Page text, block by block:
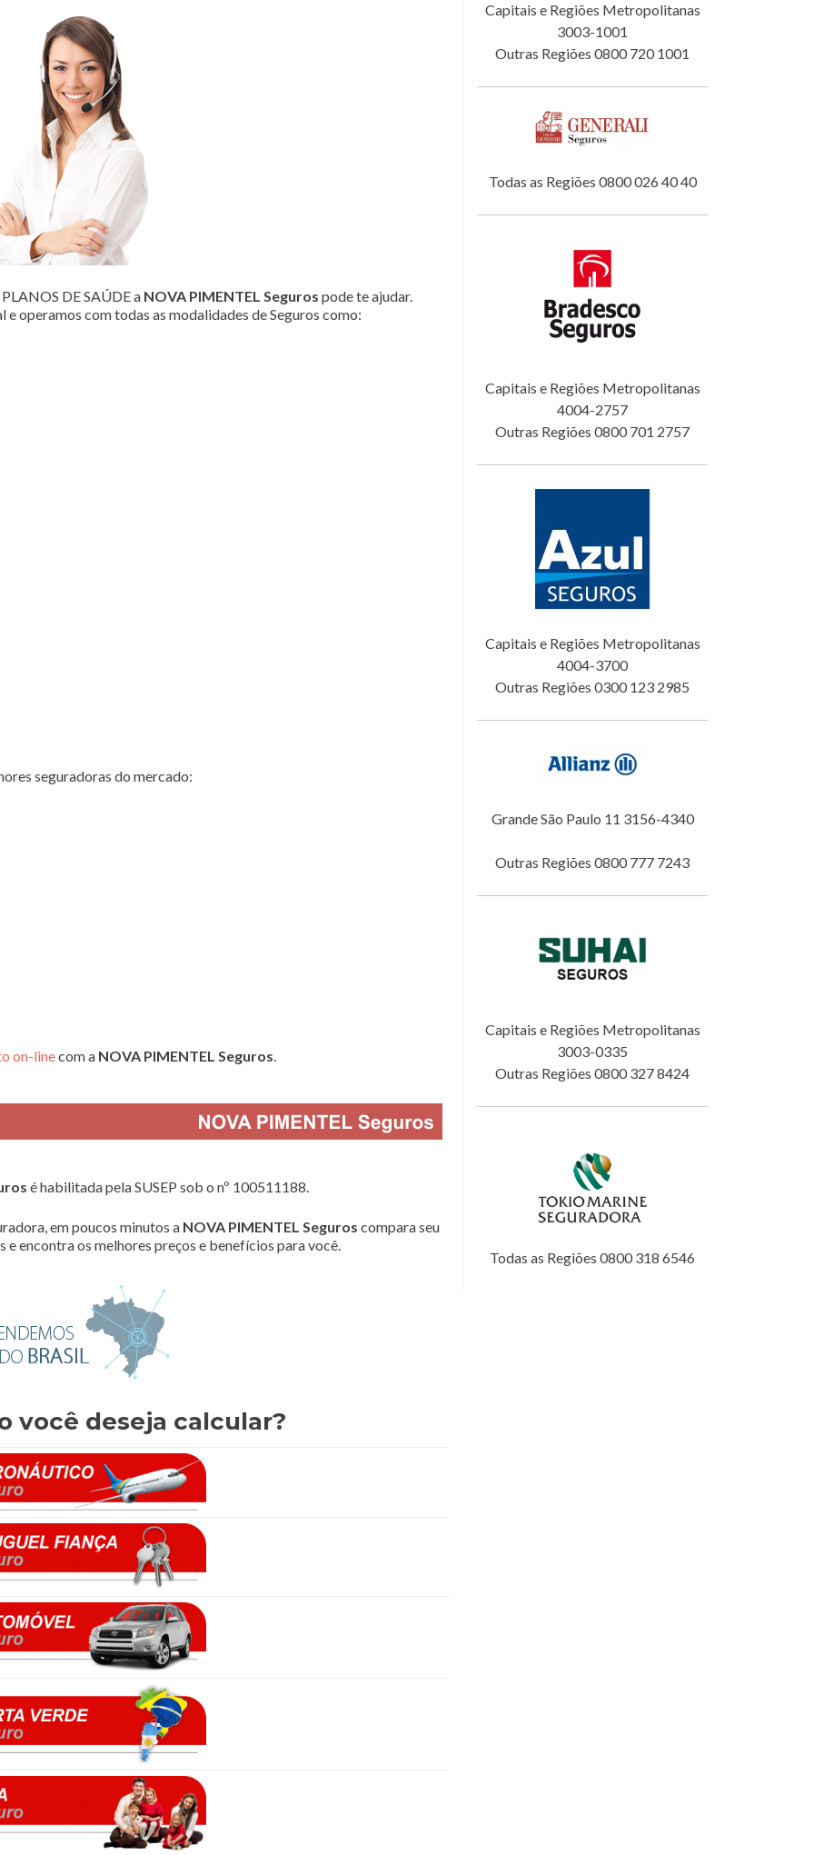
DE SAÚDE a NOVA PIMENTEL Seguros pode te ajudar.
operamos com todas as modalidades de Seguros como:
seguradoras do mercado:
on-linecom a NOVA PIMENTEL Seguros.
é habilitada pela SUSEP sob o nº 100511188.
em poucos minutos a NOVA PIMENTEL Seguros compara seu
e encontra os melhores preços e benefícios para você.
você deseja calcular?
Capitais e Regiões Metropolitanas
3003-1001
Outras Regiões 0800 720 1001
Todas as Regiões 0800 026 40 40
Capitais e Regiões Metropolitanas
4004-2757
Outras Regiões 0800 701 2757
Capitais e Regiões Metropolitanas
4004-3700
Outras Regiões 0300 123 2985
Grande São Paulo 11 3156-4340
Outras Regiões 0800 777 7243
Capitais e Regiões Metropolitanas
3003-0335
Outras Regiões 0800 327 8424
Todas as Regiões 0800 318 6546